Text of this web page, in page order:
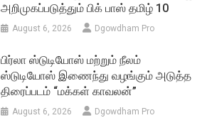
அறிமுகப்படுத்தும் பிக் பாஸ் தமிழ் 10
August 6, 2026 Dgowdham Pro
பிர்லா ஸ்டுடியோஸ் மற்றும் நீலம்
ஸ்டுடியோஸ் இணைந்து வழங்கும் அடுத்த
திரைப்படம் “மக்கள் காவலன்”
August 6, 2026 Dgowdham Pro